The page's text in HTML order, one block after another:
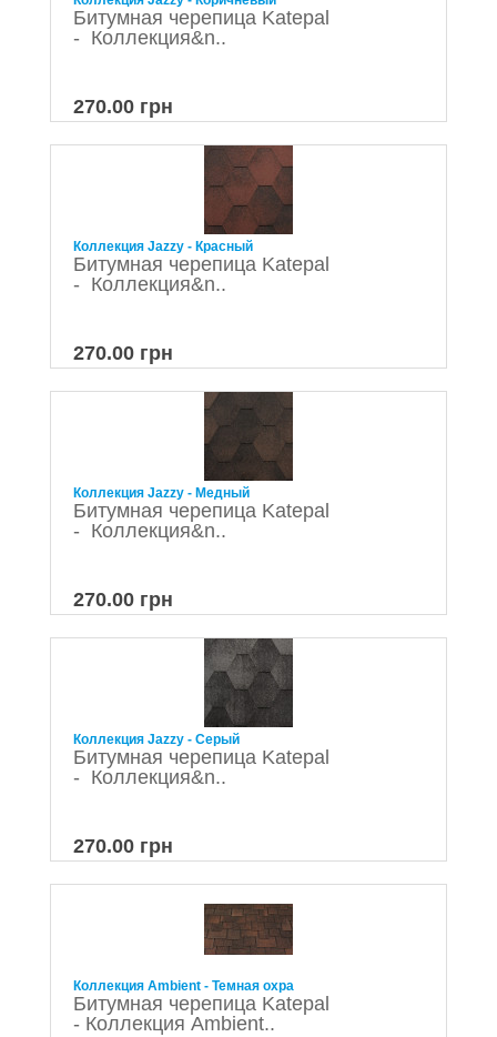
Битумная черепица Katepal
- Коллекция&n..
270.00 грн
Коллекция Jazzy - Красный
Битумная черепица Katepal
- Коллекция&n..
270.00 грн
Коллекция Jazzy - Медный
Битумная черепица Katepal
- Коллекция&n..
270.00 грн
Коллекция Jazzy - Серый
Битумная черепица Katepal
- Коллекция&n..
270.00 грн
Коллекция Ambient - Темная охра
Битумная черепица Katepal
- Коллекция Ambient..